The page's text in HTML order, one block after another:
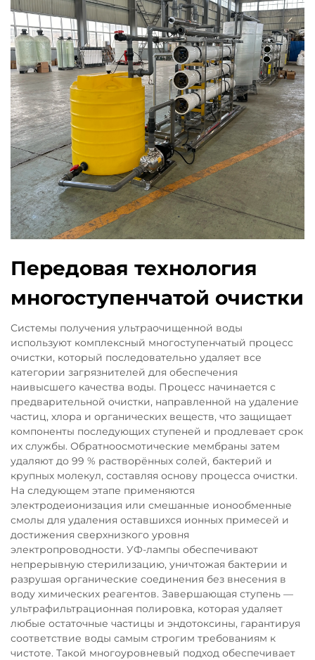
Передовая технология
многоступенчатой очистки
Системы получения ультраочищенной воды
используют комплексный многоступенчатый процесс
очистки, который последовательно удаляет все
категории загрязнителей для обеспечения
наивысшего качества воды. Процесс начинается с
предварительной очистки, направленной на удаление
частиц, хлора и органических веществ, что защищает
компоненты последующих ступеней и продлевает срок
их службы. Обратноосмотические мембраны затем
удаляют до 99 % растворённых солей, бактерий и
крупных молекул, составляя основу процесса очистки.
На следующем этапе применяются
электродеионизация или смешанные ионообменные
смолы для удаления оставшихся ионных примесей и
достижения сверхнизкого уровня
электропроводности. УФ-лампы обеспечивают
непрерывную стерилизацию, уничтожая бактерии и
разрушая органические соединения без внесения в
воду химических реагентов. Завершающая ступень —
ультрафильтрационная полировка, которая удаляет
любые остаточные частицы и эндотоксины, гарантируя
соответствие воды самым строгим требованиям к
чистоте. Такой многоуровневый подход обеспечивает